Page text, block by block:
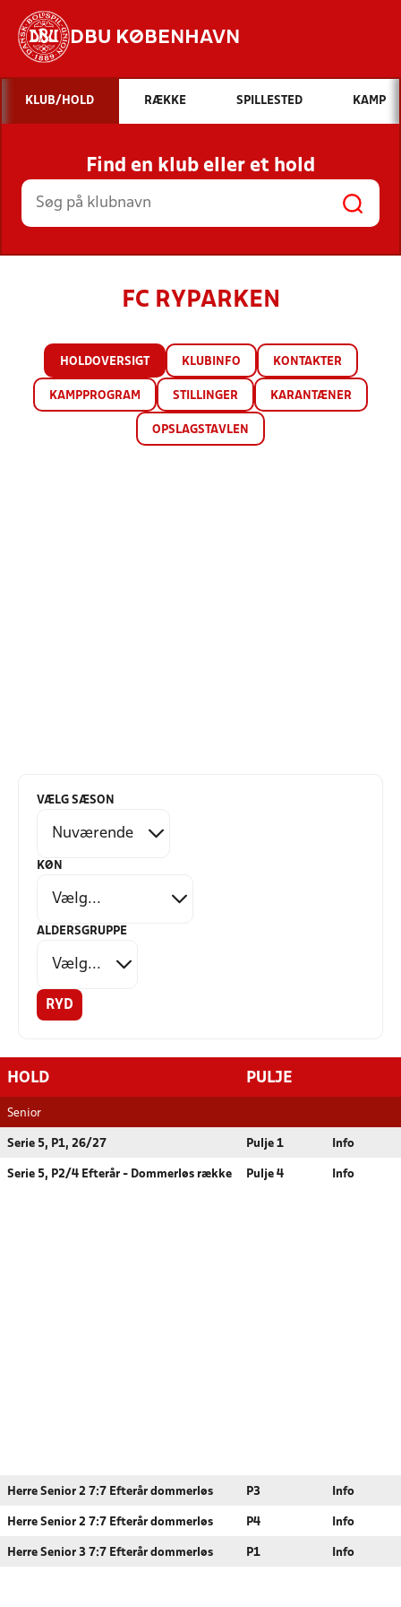
DBU KØBENHAVN
Hvad vil du søge efter?
INDHOLD OG NYHEDER
STILLINGER, RESULTATER, KLUBBER OG
HOLD
KLUB/HOLD RÆKKE SPILLESTED KAMP
Find en klub eller et hold
FC RYPARKEN
HOLDOVERSIGT KLUBINFO KONTAKTER
KAMPPROGRAM STILLINGER KARANTÆNER
OPSLAGSTAVLEN
VÆLG SÆSON
KØN
ALDERSGRUPPE
RYD
HOLD PULJE
Senior
Serie 5, P1, 26/27 Pulje 1 Info
Serie 5, P2/4 Efterår - Dommerløs række Pulje 4 Info
Herre Senior 2 7:7 Efterår dommerløs P3 Info
Herre Senior 2 7:7 Efterår dommerløs P4 Info
Herre Senior 3 7:7 Efterår dommerløs P1 Info